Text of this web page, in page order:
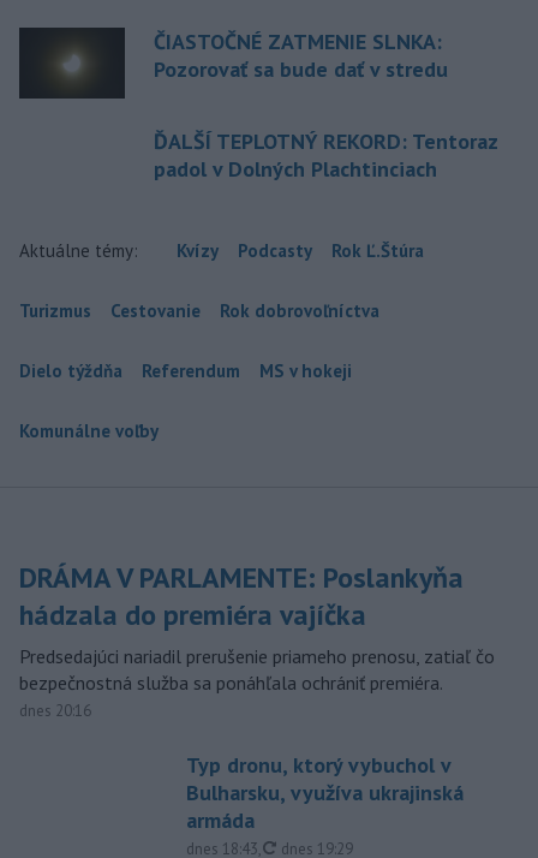
ČIASTOČNÉ ZATMENIE SLNKA:
Pozorovať sa bude dať v stredu
ĎALŠÍ TEPLOTNÝ REKORD: Tentoraz
padol v Dolných Plachtinciach
Aktuálne témy: Kvízy Podcasty Rok Ľ.Štúra
Turizmus Cestovanie Rok dobrovoľníctva
Dielo týždňa Referendum MS v hokeji
Komunálne voľby
DRÁMA V PARLAMENTE: Poslankyňa
hádzala do premiéra vajíčka
Predsedajúci nariadil prerušenie priameho prenosu, zatiaľ čo
bezpečnostná služba sa ponáhľala ochrániť premiéra.
dnes 20:16
Typ dronu, ktorý vybuchol v
Bulharsku, využíva ukrajinská
armáda
dnes 18:43, aktualizované
dnes 19:29